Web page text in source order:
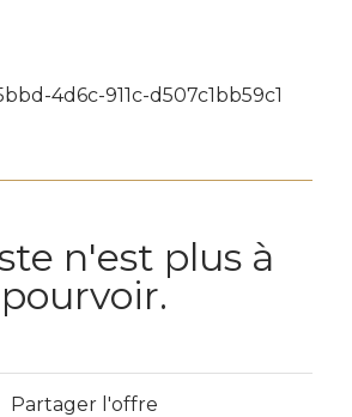
4d6c-911c-d507c1bb59c1
n'est plus à
pourvoir.
Partager l'offre